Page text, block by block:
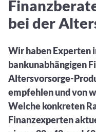
Fondswissen
Alles, was Sie zu
Aktuelle Rankings
vielen Peergroups
Fondsvergleich
Übersichtlich bis
Produkten
Watchlist
Hier sind Ihre
Preis-/
Informationen
Community-
Informationen
Webinar
Online-
bei der
Wir haben Experten
bankunabhängigen
Altersvorsorge-
empfehlen und von
Welche konkreten
Finanzexperten